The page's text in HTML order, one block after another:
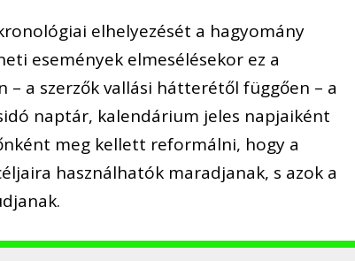
elhelyezését a hagyomány
események elmesélésekor ez a
a szerzők vallási hátterétől függően – a
naptár, kalendárium jeles napjaiként
meg kellett reformálni, hogy a
használhatók maradjanak, s azok a